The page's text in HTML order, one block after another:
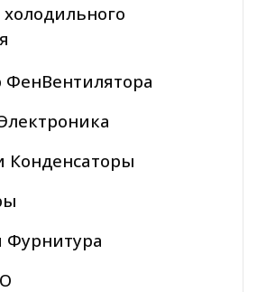
ФенВентилятора
Конденсаторы
Фурнитура